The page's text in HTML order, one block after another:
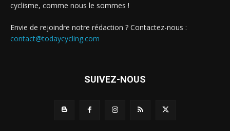
cyclisme, comme nous le sommes !
Envie de rejoindre notre rédaction ? Contactez-nous :
contact@todaycycling.com
SUIVEZ-NOUS